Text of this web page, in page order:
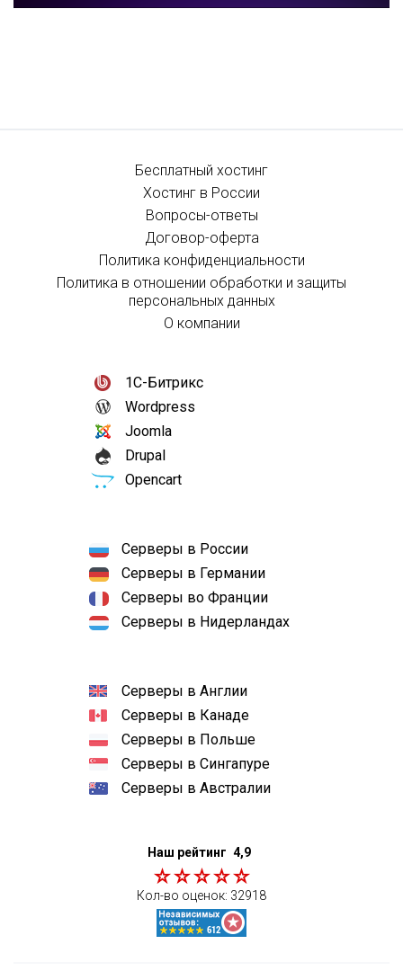
Бесплатный хостинг
Хостинг в России
Вопросы-ответы
Договор-оферта
Политика конфиденциальности
Политика в отношении обработки и защиты
персональных данных
О компании
1С-Битрикс
Wordpress
Joomla
Drupal
Opencart
Серверы в России
Серверы в Германии
Серверы во Франции
Серверы в Нидерландах
Серверы в Англии
Серверы в Канаде
Серверы в Польше
Серверы в Сингапуре
Серверы в Австралии
Наш рейтинг 4,9
Кол-во оценок: 32918